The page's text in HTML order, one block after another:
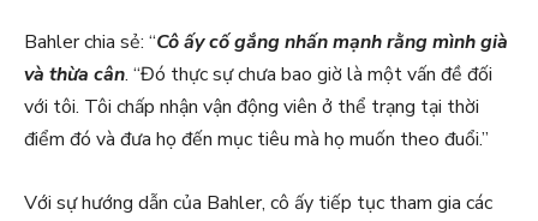
Bahler chia sẻ: “Cô ấy cố gắng nhấn mạnh rằng mình già
và thừa cân. “Đó thực sự chưa bao giờ là một vấn đề đối
với tôi. Tôi chấp nhận vận động viên ở thể trạng tại thời
điểm đó và đưa họ đến mục tiêu mà họ muốn theo đuổi.”
Với sự hướng dẫn của Bahler, cô ấy tiếp tục tham gia các